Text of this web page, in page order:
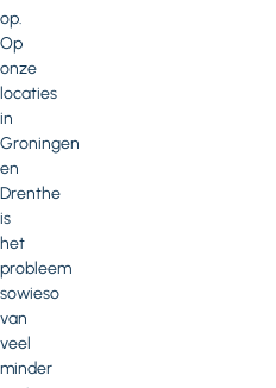
op.
Op
onze
locaties
in
Groningen
en
Drenthe
is
het
probleem
sowieso
van
veel
minder